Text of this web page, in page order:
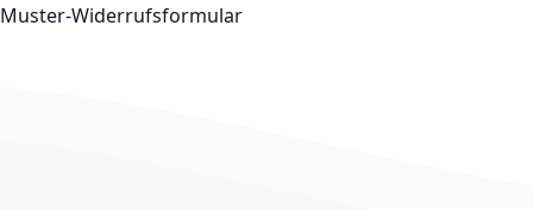
Muster-Widerrufsformular